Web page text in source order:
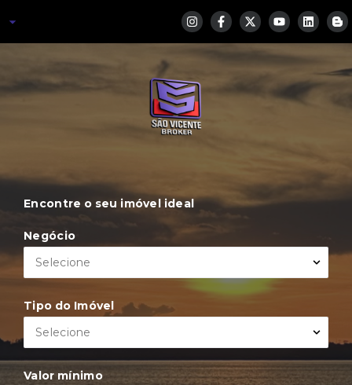
Encontre o seu imóvel ideal
Negócio
Selecione
Tipo do Imóvel
Selecione
Valor mínimo